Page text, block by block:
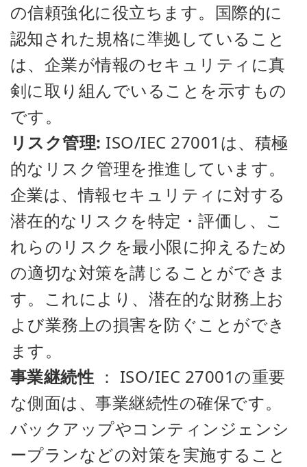
の信頼強化に役立ちます。国際的に
認知された規格に準拠していること
は、企業が情報のセキュリティに真
剣に取り組んでいることを示すもの
です。
リスク管理: ISO/IEC 27001は、積極
的なリスク管理を推進しています。
企業は、情報セキュリティに対する
潜在的なリスクを特定・評価し、こ
れらのリスクを最小限に抑えるため
の適切な対策を講じることができま
す。これにより、潜在的な財務上お
よび業務上の損害を防ぐことができ
ます。
事業継続性 ： ISO/IEC 27001の重要
な側面は、事業継続性の確保です。
バックアップやコンティンジェンシ
ープランなどの対策を実施すること